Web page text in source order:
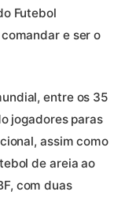
Futebol
e ser o
entre os 35
jogadores paras
assim como
de areia ao
com duas